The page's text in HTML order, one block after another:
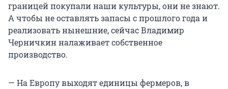
границей покупали наши культуры, они не знают.
А чтобы не оставлять запасы с прошлого года и
реализовать нынешние, сейчас Владимир
Черничкин налаживает собственное
производство.
— На Европу выходят единицы фермеров, в